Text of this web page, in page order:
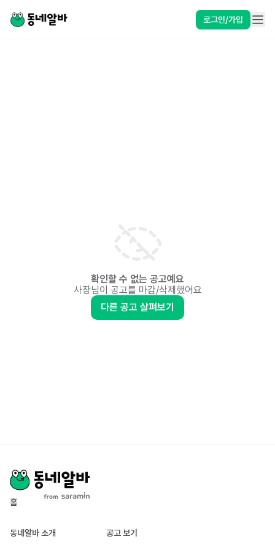
로그인/가입
확인할 수 없는 공고예요
사장님이 공고를 마감/삭제했어요
다른 공고 살펴보기
홈
동네알바 소개 공고 보기